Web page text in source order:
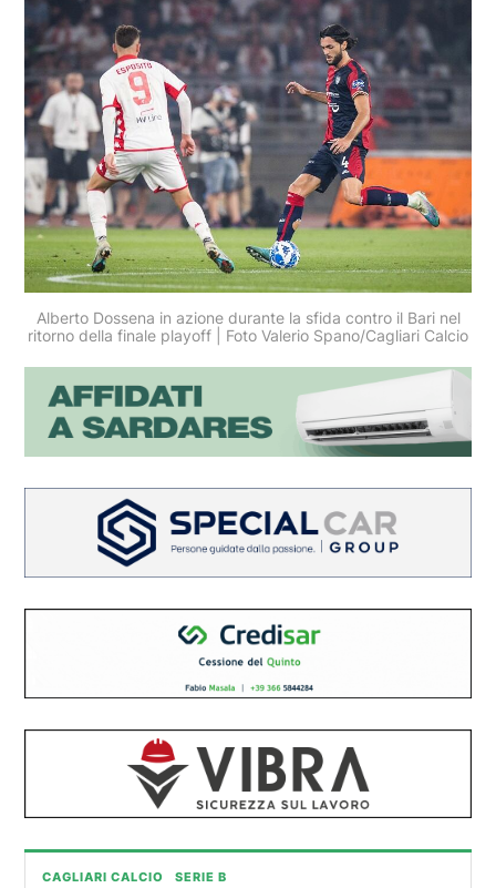
Alberto Dossena in azione durante la sfida contro il Bari nel
ritorno della finale playoff | Foto Valerio Spano/Cagliari Calcio
CAGLIARI CALCIO SERIE B